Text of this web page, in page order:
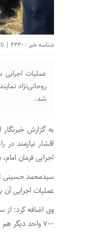
شناسه خبر : 4330 | تاریخ انتشار : 25 مهر 1401 - 17:13 |
روحانی‌نژاد
شد.
به گزارش
اقشار نیازمند
اجرایی فرمان
عملیات اجرایی
وی اضافه کرد: از
۷۰۰ واحد دیگر هم درقالب مجتمع سازی توسط بنیاد مسکن گلستان درحال انجام است.